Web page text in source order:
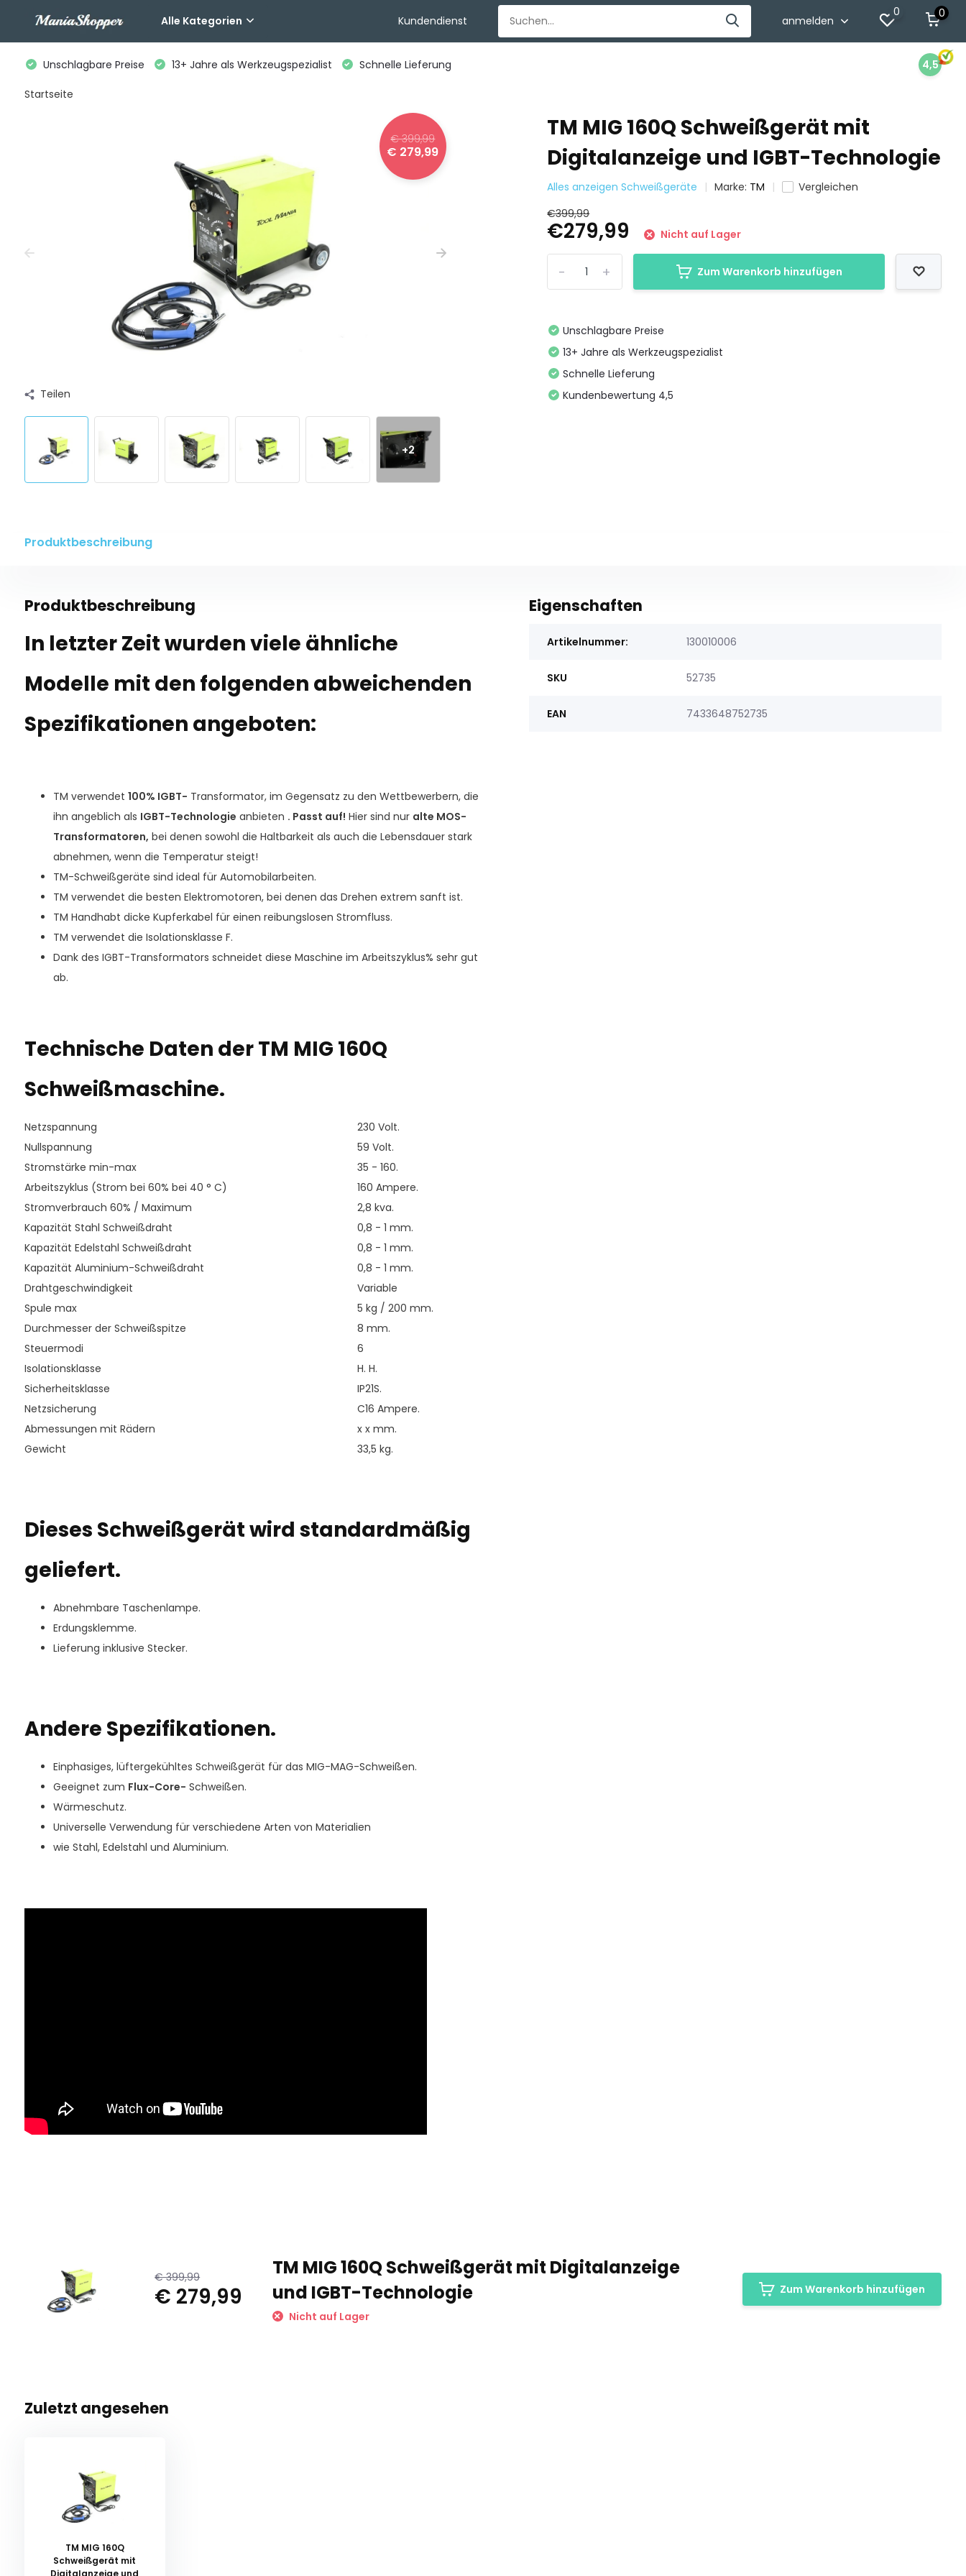
Alle Kategorien Kundendienst anmelden
0 0
Unschlagbare Preise 13+ Jahre als Werkzeugspezialist Schnelle Lieferung 4,5
Startseite
€ 399,99
€ 279,99
Teilen
+2
TM MIG 160Q Schweißgerät mit
Digitalanzeige und IGBT-Technologie
Alles anzeigen Schweißgeräte Marke: TM
Vergleichen
€399,99
€279,99 Nicht auf Lager
+
- Zum Warenkorb hinzufügen
Unschlagbare Preise
13+ Jahre als Werkzeugspezialist
Schnelle Lieferung
Kundenbewertung 4,5
Produktbeschreibung
Produktbeschreibung
In letzter Zeit wurden viele ähnliche
Modelle mit den folgenden abweichenden
Spezifikationen angeboten:
TM verwendet 100% IGBT- Transformator, im Gegensatz zu den Wettbewerbern, die
ihn angeblich als IGBT-Technologie anbieten . Passt auf! Hier sind nur alte MOS-
Transformatoren, bei denen sowohl die Haltbarkeit als auch die Lebensdauer stark
abnehmen, wenn die Temperatur steigt!
TM-Schweißgeräte sind ideal für Automobilarbeiten.
TM verwendet die besten Elektromotoren, bei denen das Drehen extrem sanft ist.
TM Handhabt dicke Kupferkabel für einen reibungslosen Stromfluss.
TM verwendet die Isolationsklasse F.
Dank des IGBT-Transformators schneidet diese Maschine im Arbeitszyklus% sehr gut
ab.
Technische Daten der TM MIG 160Q
Schweißmaschine.
Netzspannung
230 Volt.
Nullspannung
59 Volt.
Stromstärke min-max
35 - 160.
Arbeitszyklus (Strom bei 60% bei 40 ° C)
160 Ampere.
Stromverbrauch 60% / Maximum
2,8 kva.
Kapazität Stahl Schweißdraht
0,8 - 1 mm.
Kapazität Edelstahl Schweißdraht
0,8 - 1 mm.
Kapazität Aluminium-Schweißdraht
0,8 - 1 mm.
Drahtgeschwindigkeit
Variable
Spule max
5 kg / 200 mm.
Durchmesser der Schweißspitze
8 mm.
Steuermodi
6
Isolationsklasse
H. H.
Sicherheitsklasse
IP21S.
Netzsicherung
C16 Ampere.
Abmessungen mit Rädern
x x mm.
Gewicht
33,5 kg.
Dieses Schweißgerät wird standardmäßig
geliefert.
Abnehmbare Taschenlampe.
Erdungsklemme.
Lieferung inklusive Stecker.
Andere Spezifikationen.
Einphasiges, lüftergekühltes Schweißgerät für das MIG-MAG-Schweißen.
Geeignet zum Flux-Core- Schweißen.
Wärmeschutz.
Universelle Verwendung für verschiedene Arten von Materialien
wie Stahl, Edelstahl und Aluminium.
Eigenschaften
Artikelnummer: 130010006
SKU 52735
EAN 7433648752735
€ 399,99
€ 279,99
TM MIG 160Q Schweißgerät mit Digitalanzeige
und IGBT-Technologie
Nicht auf Lager
Zum Warenkorb hinzufügen
Zuletzt angesehen
TM MIG 160Q
Schweißgerät mit
Digitalanzeige und